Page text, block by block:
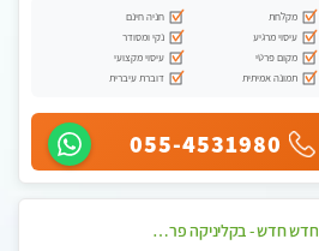
מקלחת
חניה חינם
עיסוי מרגיע
נקי ומסודר
מקום פרטי
עיסוי מקצועי
תמונה אמיתית
דוברת עיברית
055-4531980
חדש חדש - בקליניקה פרטית בבת ים עיסוי לחידוש אנרגיות עיסוי מקצועי מומלץ מאוד ללא מין !!